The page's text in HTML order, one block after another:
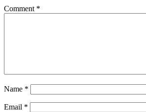
Comment *
Name *
Email *